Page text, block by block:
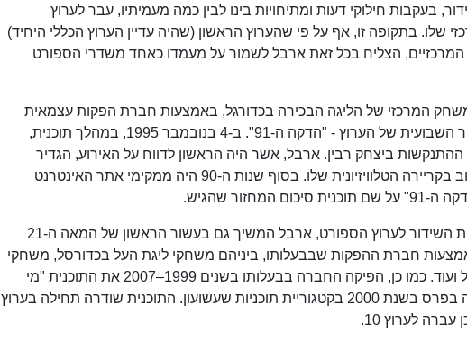
רשות השידור, בעקבות חילוקי דעות ומתיחויות בינו לבין כמה מעמיתיו, עבר לערוץ
בתקופה זו, אף על פי שהערוץ הראשון (שהיה עדיין הערוץ הכללי היחיד)
המרכזיים, הצליח בכל זאת ארבל לשמור על מעמדו כאחד משדרי הספורט
1999 שידר ארבל בערוץ 2 את המשחק המרכזי של הליגה הבכירה בכדורגל, באמצעות חברת הפקות עצמאית
שהקים. בנוסף, הגיש את תוכנית סיכום המחזור השבועית של הערוץ - "הדקה ה-91". ב-4 בנובמבר 1995, במהלך תוכנית,
ביצחק רבין. ארבל, אשר היה הראשון לדווח על האירוע, הגדיר
בתוכנית "כך היה" את השידור הזה כרגע החשוב בקריירה הטלוויזיונית שלו. בסוף שנות ה-90 היה ממקימי אתר האינטרנט
לאחר ירידתה של הדקה ה-91 ומעברן של זכויות השידור לערוץ הספורט, ארבל המשיך גם בעשור הראשון של המאה ה-21
חברת ההפקות שבבעלותו, ביניהם משחקי ליגת העל בכדורסל, משחקי
ליגת האלופות, משחקי נבחרת ישראל בכדורגל ועוד. כמו כן, הפיקה החברה בבעלותו בשנים 1999–2007 את התוכנית "מי
רוצה להיות מיליונר" בהגשת ארבל, אשר זכתה בפרס בשנת 2000 בקטגוריית תוכניות שעשועון. התוכנית שודרה תחילה בערוץ